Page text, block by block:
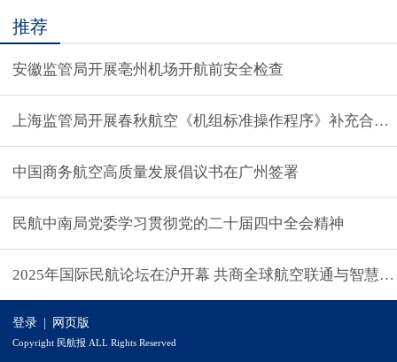
推荐
安徽监管局开展亳州机场开航前安全检查
上海监管局开展春秋航空《机组标准操作程序》补充合格
中国商务航空高质量发展倡议书在广州签署
民航中南局党委学习贯彻党的二十届四中全会精神
2025年国际民航论坛在沪开幕 共商全球航空联通与智慧
登录 网页版
Copyright 民航报 ALL Rights Reserved